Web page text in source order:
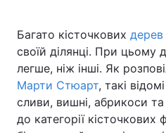
Україна
Економіка
Спорт
Багато кісточкових дерев
своїй ділянці. При цьому
легше, ніж інші. Як
Марти Стюарт, такі
сливи, вишні, абрикоси
до категорії кісточкових